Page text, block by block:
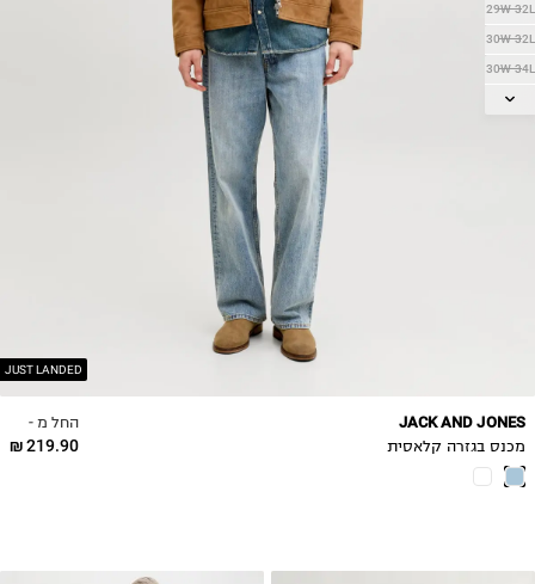
JUST LANDED
29W-32L
30W-32L
30W-34L
31W-32L
החל מ -
219.90 ₪
JACK AND JONES
מכנס בגזרה קלאסית